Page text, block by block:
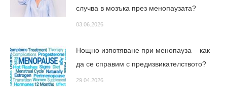
случва в мозъка през менопаузата?
03.06.2026
Нощно изпотяване при менопауза – как
да се справим с предизвикателството?
29.04.2026